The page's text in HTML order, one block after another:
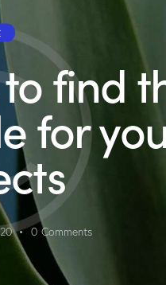
find
for
0 Comments